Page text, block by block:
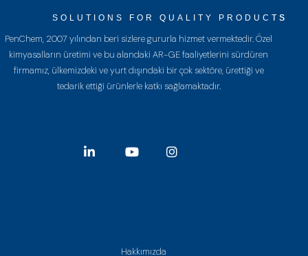
SOLUTIONS FOR QUALITY PRODUCTS
PenChem, 2007 yılından beri sizlere gururla hizmet vermektedir. Özel
kimyasalların üretimi ve bu alandaki AR-GE faaliyetlerini sürdüren
firmamız, ülkemizdeki ve yurt dışındaki bir çok sektöre, ürettiği ve
tedarik ettiği ürünlerle katkı sağlamaktadır.
Hakkımızda